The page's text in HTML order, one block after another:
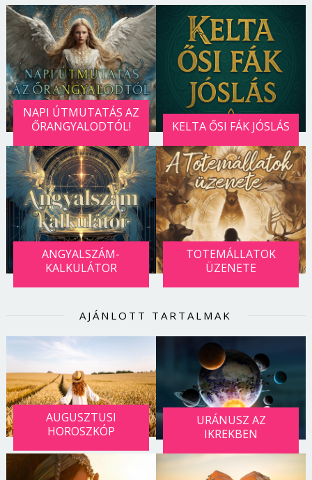
NAPI ÚTMUTATÁS AZ
ŐRANGYALODTÓL!
KELTA ŐSI FÁK JÓSLÁS
ANGYALSZÁM-
KALKULÁTOR
TOTEMÁLLATOK
ÜZENETE
AJÁNLOTT TARTALMAK
AUGUSZTUSI
HOROSZKÓP
URÁNUSZ AZ
IKREKBEN